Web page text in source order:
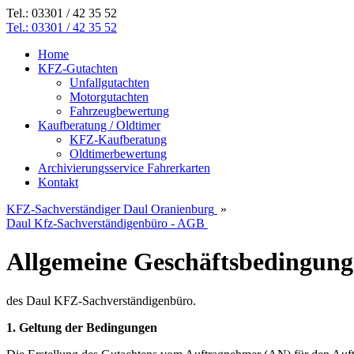
Tel.: 03301 / 42 35 52
Tel.: 03301 / 42 35 52
Home
KFZ-Gutachten
Unfallgutachten
Motorgutachten
Fahrzeugbewertung
Kaufberatung / Oldtimer
KFZ-Kaufberatung
Oldtimerbewertung
Archivierungsservice Fahrerkarten
Kontakt
KFZ-Sachverständiger Daul Oranienburg »
Daul Kfz-Sachverständigenbüro - AGB
Allgemeine
des Daul KFZ-Sachverständigenbüro.
1. Geltung der Bedingungen